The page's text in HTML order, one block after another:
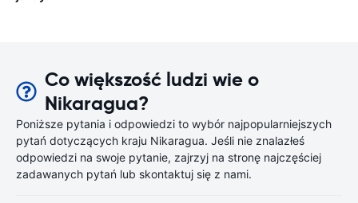
Co większość ludzi wie o
Nikaragua?
Poniższe pytania i odpowiedzi to wybór najpopularniejszych
pytań dotyczących kraju Nikaragua. Jeśli nie znalazłeś
odpowiedzi na swoje pytanie, zajrzyj na stronę najczęściej
zadawanych pytań lub skontaktuj się z nami.